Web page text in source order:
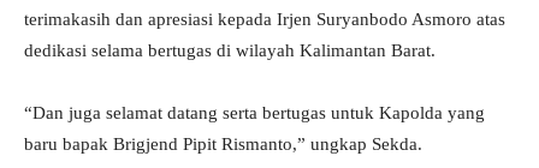
terimakasih dan apresiasi kepada Irjen Suryanbodo Asmoro atas
dedikasi selama bertugas di wilayah Kalimantan Barat.
“Dan juga selamat datang serta bertugas untuk Kapolda yang
baru bapak Brigjend Pipit Rismanto,” ungkap Sekda.